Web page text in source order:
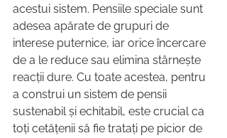
acestui sistem. Pensiile speciale sunt
adesea apărate de grupuri de
interese puternice, iar orice încercare
de a le reduce sau elimina stârnește
reacții dure. Cu toate acestea, pentru
a construi un sistem de pensii
sustenabil și echitabil, este crucial ca
toți cetățenii să fie tratați pe picior de